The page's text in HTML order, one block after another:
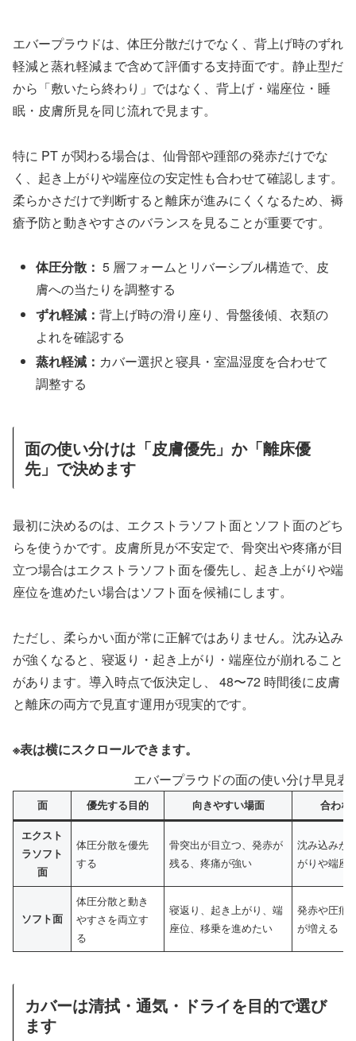
エバープラウドは、体圧分散だけでなく、背上げ時のずれ
軽減と蒸れ軽減まで含めて評価する支持面です。静止型だ
から「敷いたら終わり」ではなく、背上げ・端座位・睡
眠・皮膚所見を同じ流れで見ます。
特に PT が関わる場合は、仙骨部や踵部の発赤だけでな
く、起き上がりや端座位の安定性も合わせて確認します。
柔らかさだけで判断すると離床が進みにくくなるため、褥
瘡予防と動きやすさのバランスを見ることが重要です。
体圧分散： 5 層フォームとリバーシブル構造で、皮
膚への当たりを調整する
ずれ軽減：背上げ時の滑り座り、骨盤後傾、衣類の
よれを確認する
蒸れ軽減： カバー選択と寝具・室温湿度を合わせて
調整する
面の使い分けは「皮膚優先」か「離床優
先」で決めます
最初に決めるのは、エクストラソフト面とソフト面のどち
らを使うかです。皮膚所見が不安定で、骨突出や疼痛が目
立つ場合はエクストラソフト面を優先し、起き上がりや端
座位を進めたい場合はソフト面を候補にします。
ただし、柔らかい面が常に正解ではありません。沈み込み
が強くなると、寝返り・起き上がり・端座位が崩れること
があります。導入時点で仮決定し、 48〜72 時間後に皮膚
と離床の両方で見直す運用が現実的です。
※表は横にスクロールできます。
エバープラウドの面の使い分け早見表
面 優先する目的 向きやすい場面 合わな
エクスト
ラソフト
面
体圧分散を優先
する
骨突出が目立つ、発赤が
残る、疼痛が強い
沈み込みが
がりや端座
ソフト面
体圧分散と動き
やすさを両立す
る
寝返り、起き上がり、端
座位、移乗を進めたい
発赤や圧痕
が増える
カバーは清拭・通気・ドライを目的で選び
ます